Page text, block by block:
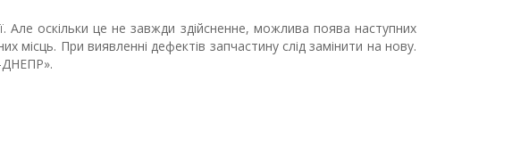
Але оскільки це не завжди здійсненне, можлива поява наступних
місць. При виявленні дефектів запчастину слід замінити на нову.
ДНЕПР».